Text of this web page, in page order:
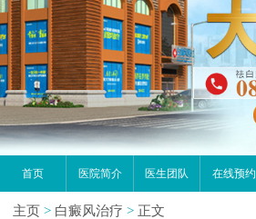
首页 医院简介 医生团队 在线预约
主页 > 白癜风治疗 > 正文